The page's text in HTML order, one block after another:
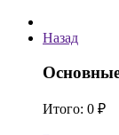
Назад
Итого: 0 ₽